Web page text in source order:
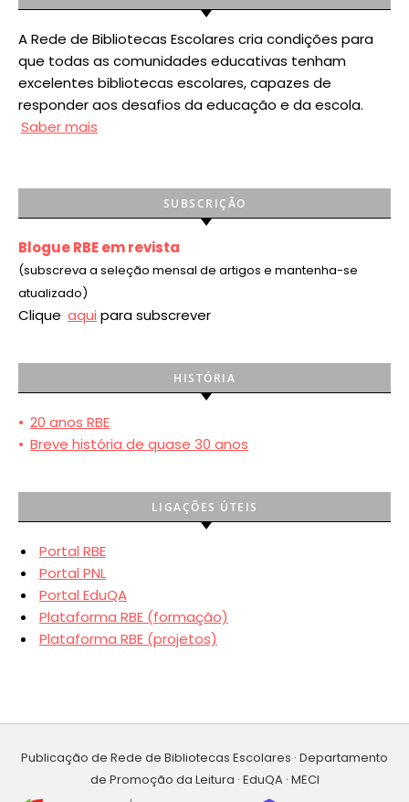
A Rede de Bibliotecas Escolares cria condições para
que todas as comunidades educativas tenham
excelentes bibliotecas escolares, capazes de
responder aos desafios da educação e da escola.
Saber mais
SUBSCRIÇÃO
Blogue RBE em revista
(subscreva a seleção mensal de artigos e mantenha-se
atualizado)
Clique aqui para subscrever
HISTÓRIA
• 20 anos RBE
• Breve história de quase 30 anos
LIGAÇÕES ÚTEIS
Portal RBE
Portal PNL
Portal EduQA
Plataforma RBE (formação)
Plataforma RBE (projetos)
Publicação de Rede de Bibliotecas Escolares · Departamento
de Promoção da Leitura · EduQA · MECI